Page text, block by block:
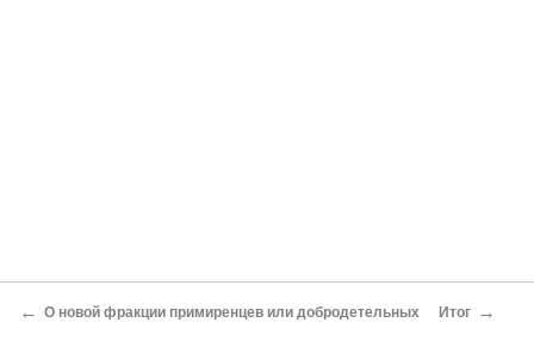
← О новой фракции примиренцев или добродетельных Итог →